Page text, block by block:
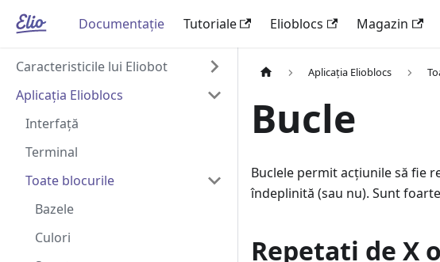
Documentație Tutoriale Elioblocs Magazin
Caracteristicile lui Eliobot
Aplicația Elioblocs
Interfață
Terminal
Toate blocurile
Bazele
Culori
Aplicația Elioblocs
Bucle
Buclele permit acțiunile să fie
îndeplinită (sau nu). Sunt
Repetați de X